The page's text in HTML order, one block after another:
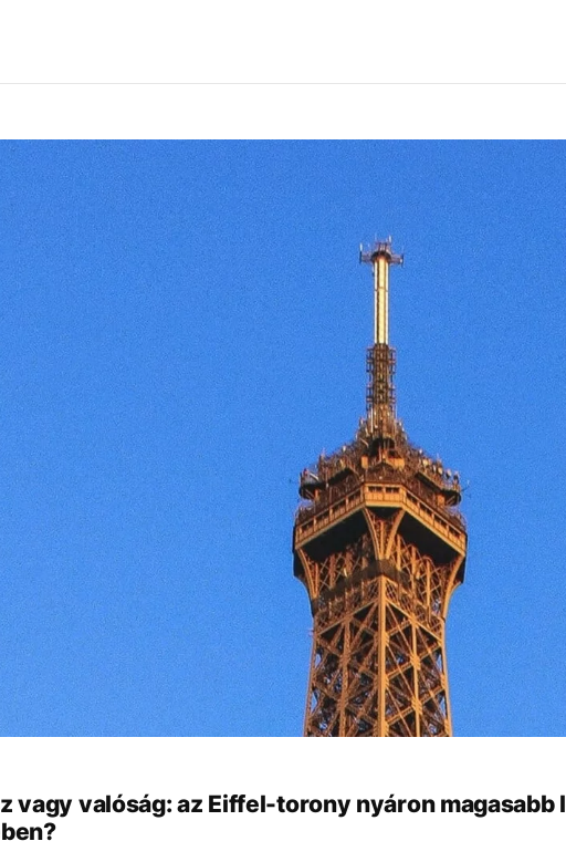
vagy valóság: az Eiffel-torony nyáron magasabb